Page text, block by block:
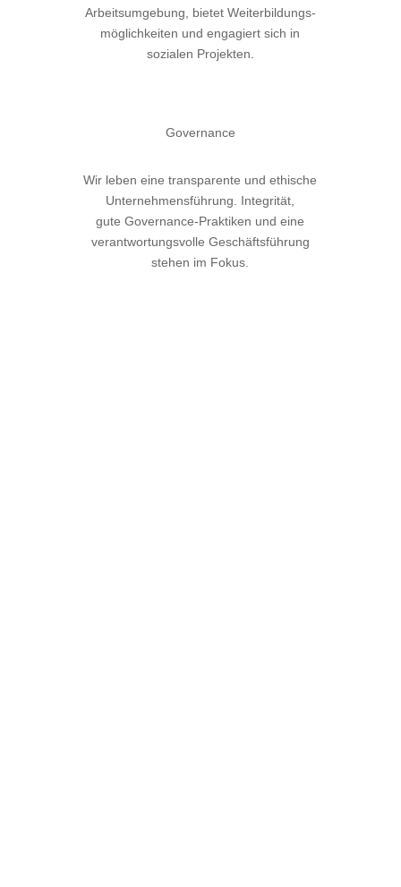
Arbeitsumgebung, bietet Weiterbildungs-
möglichkeiten und engagiert sich in
sozialen Projekten.
Governance
Wir leben eine transparente und ethische
Unternehmensführung. Integrität,
gute Governance-Praktiken und eine
verantwortungsvolle Geschäftsführung
stehen im Fokus.